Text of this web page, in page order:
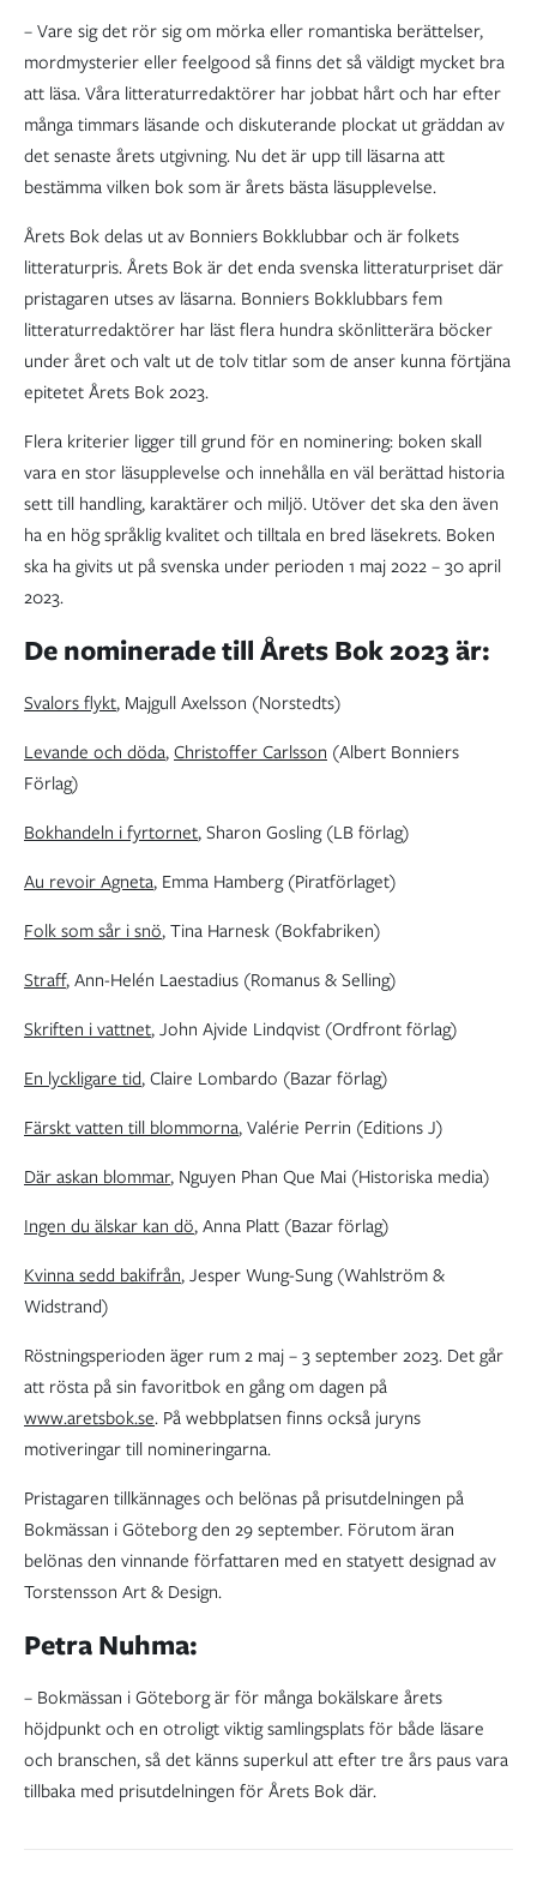
– Vare sig det rör sig om mörka eller romantiska berättelser,
mordmysterier eller feelgood så finns det så väldigt mycket bra
att läsa. Våra litteraturredaktörer har jobbat hårt och har efter
många timmars läsande och diskuterande plockat ut gräddan av
det senaste årets utgivning. Nu det är upp till läsarna att
bestämma vilken bok som är årets bästa läsupplevelse.
Årets Bok delas ut av Bonniers Bokklubbar och är folkets
litteraturpris. Årets Bok är det enda svenska litteraturpriset där
pristagaren utses av läsarna. Bonniers Bokklubbars fem
litteraturredaktörer har läst flera hundra skönlitterära böcker
under året och valt ut de tolv titlar som de anser kunna förtjäna
epitetet Årets Bok 2023.
Flera kriterier ligger till grund för en nominering: boken skall
vara en stor läsupplevelse och innehålla en väl berättad historia
sett till handling, karaktärer och miljö. Utöver det ska den även
ha en hög språklig kvalitet och tilltala en bred läsekrets. Boken
ska ha givits ut på svenska under perioden 1 maj 2022 – 30 april
2023.
De nominerade till Årets Bok 2023 är:
Svalors flykt, Majgull Axelsson (Norstedts)
Levande och döda,Christoffer Carlsson (Albert Bonniers
Förlag)
Bokhandeln i fyrtornet, Sharon Gosling (LB förlag)
Au revoir Agneta, Emma Hamberg (Piratförlaget)
Folk som sår i snö, Tina Harnesk (Bokfabriken)
Straff, Ann-Helén Laestadius (Romanus & Selling)
Skriften i vattnet, John Ajvide Lindqvist (Ordfront förlag)
En lyckligare tid, Claire Lombardo (Bazar förlag)
Färskt vatten till blommorna, Valérie Perrin (Editions J)
Där askan blommar, Nguyen Phan Que Mai (Historiska media)
Ingen du älskar kan dö, Anna Platt (Bazar förlag)
Kvinna sedd bakifrån, Jesper Wung-Sung (Wahlström &
Widstrand)
Röstningsperioden äger rum 2 maj – 3 september 2023. Det går
att rösta på sin favoritbok en gång om dagen på
www.aretsbok.se. På webbplatsen finns också juryns
motiveringar till nomineringarna.
Pristagaren tillkännages och belönas på prisutdelningen på
Bokmässan i Göteborg den 29 september. Förutom äran
belönas den vinnande författaren med en statyett designad av
Torstensson Art & Design.
Petra Nuhma:
– Bokmässan i Göteborg är för många bokälskare årets
höjdpunkt och en otroligt viktig samlingsplats för både läsare
och branschen, så det känns superkul att efter tre års paus vara
tillbaka med prisutdelningen för Årets Bok där.